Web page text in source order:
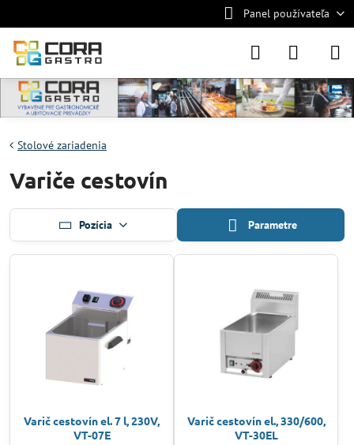
Panel používateľa
Stolové zariadenia
Variče cestovín
Pozícia Parametre
Varič cestovín el. 7 l, 230V,
VT-07E
Varič cestovín el., 330/600,
VT-30EL